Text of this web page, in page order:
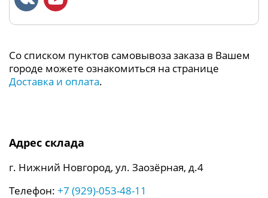
Со списком пунктов самовывоза заказа в Вашем
городе можете ознакомиться на странице
Доставка и оплата.
Адрес склада
г. Нижний Новгород, ул. Заозёрная, д.4
Телефон: +7 (929)-053-48-11